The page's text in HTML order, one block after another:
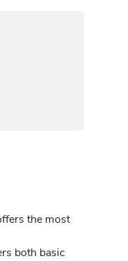
the most
both basic